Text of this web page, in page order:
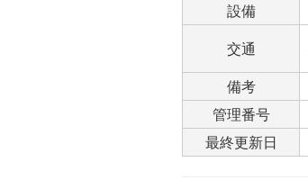
設備
交通
備考
管理番号
最終更新日